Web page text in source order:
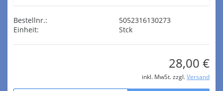
Bestellnr.:
5052316130273
Einheit:
Stck
28,00 €
inkl. MwSt. zzgl. Versand